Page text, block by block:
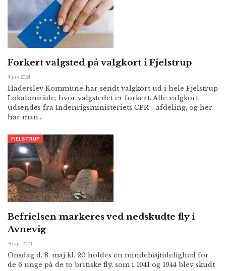
Forkert valgsted på valgkort i Fjelstrup
4. jun 2024
Haderslev Kommune har sendt valgkort ud i hele Fjelstrup
Lokalområde, hvor valgstedet er forkert. Alle valgkort
udsendes fra Indenrigsministeriets CPR - afdeling, og her
har man…
FJELSTRUP
Befrielsen markeres ved nedskudte fly i
Avnevig
30. apr 2024
Onsdag d. 8. maj kl. 20 holdes en mindehøjtidelighed for
de 6 unge på de to britiske fly, som i 1941 og 1944 blev skudt